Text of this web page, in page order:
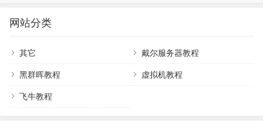
网站分类
其它 戴尔服务器教程
黑群晖教程 虚拟机教程
飞牛教程